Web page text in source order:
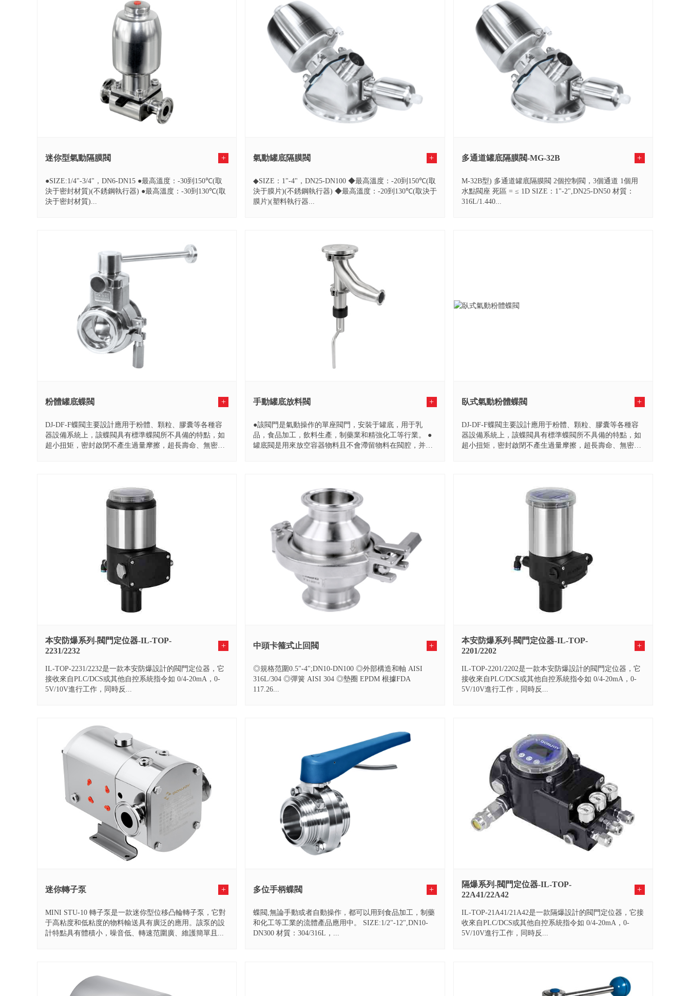
迷你型氣動隔膜閥 +
●SIZE:1/4"-3/4"，DN6-DN15 ●最高溫度：-30到150℃(取
決于密封材質)(不銹鋼執行器) ●最高溫度：-30到130℃(取
決于密封材質)...
氣動罐底隔膜閥 +
◆SIZE：1"-4"，DN25-DN100 ◆最高溫度：-20到150℃(取
決于膜片)(不銹鋼執行器) ◆最高溫度：-20到130℃(取決于
膜片)(塑料執行器...
多通道罐底隔膜閥-MG-32B +
M-32B型) 多通道罐底隔膜閥 2個控制閥，3個通道 1個用
水點閥座 死區 = ≤ 1D SIZE：1"-2",DN25-DN50 材質：
316L/1.440...
粉體罐底蝶閥 +
DJ-DF-F蝶閥主要設計應用于粉體、顆粒、膠囊等各種容
器設備系統上，該蝶閥具有標準蝶閥所不具備的特點，如
超小扭矩，密封啟閉不產生過量摩擦，超長壽命、無密封
手動罐底放料閥 +
●該閥門是氣動操作的單座閥門，安裝于罐底，用于乳
品，食品加工，飲料生產，制藥業和精強化工等行業。 ●
罐底閥是用來放空容器物料且不會滯留物料在閥腔，并且
臥式氣動粉體蝶閥 +
DJ-DF-F蝶閥主要設計應用于粉體、顆粒、膠囊等各種容
器設備系統上，該蝶閥具有標準蝶閥所不具備的特點，如
超小扭矩，密封啟閉不產生過量摩擦，超長壽命、無密封
本安防爆系列-閥門定位器-IL-TOP-
2231/2232
+
IL-TOP-2231/2232是一款本安防爆設計的閥門定位器，它
接收來自PLC/DCS或其他自控系統指令如 0/4-20mA，0-
5V/10V進行工作，同時反...
中頭卡箍式止回閥 +
◎規格范圍0.5"-4";DN10-DN100 ◎外部構造和軸 AISI
316L/304 ◎彈簧 AISI 304 ◎墊圈 EPDM 根據FDA
117.26...
本安防爆系列-閥門定位器-IL-TOP-
2201/2202
+
IL-TOP-2201/2202是一款本安防爆設計的閥門定位器，它
接收來自PLC/DCS或其他自控系統指令如 0/4-20mA，0-
5V/10V進行工作，同時反...
迷你轉子泵 +
MINI STU-10 轉子泵是一款迷你型位移凸輪轉子泵，它對
于高粘度和低粘度的物料輸送具有廣泛的應用。該泵的設
計特點具有體積小，噪音低、轉速范圍廣、維護簡單且...
多位手柄蝶閥 +
蝶閥,無論手動或者自動操作，都可以用到食品加工，制藥
和化工等工業的流體產品應用中。 SIZE:1/2"-12",DN10-
DN300 材質：304/316L，...
隔爆系列-閥門定位器-IL-TOP-
22A41/22A42
+
IL-TOP-21A41/21A42是一款隔爆設計的閥門定位器，它接
收來自PLC/DCS或其他自控系統指令如 0/4-20mA，0-
5V/10V進行工作，同時反...